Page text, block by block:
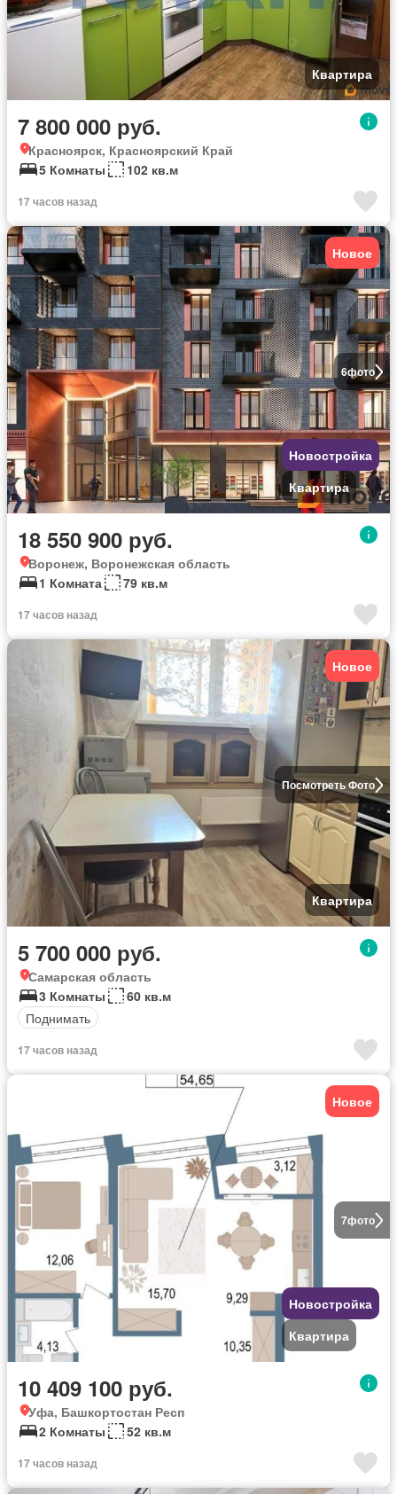
Квартира
7 800 000 руб.
Красноярск, Красноярский Край
5 Комнаты
102 кв.м
17 часов назад
6фото
Новое
Новостройка
Квартира
18 550 900 руб.
Воронеж, Воронежская область
1 Комната
79 кв.м
17 часов назад
Посмотреть Фото
Новое
Квартира
5 700 000 руб.
Самарская область
3 Комнаты
60 кв.м
Поднимать
17 часов назад
7фото
Новое
Новостройка
Квартира
10 409 100 руб.
Уфа, Башкортостан Респ
2 Комнаты
52 кв.м
17 часов назад